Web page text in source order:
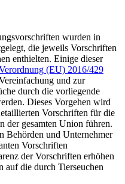
wurden in
die jeweils Vorschriften
enthielten. Einige dieser
(EU) 2016/429
und zur
durch die vorliegende
Dieses Vorgehen wird
Vorschriften für die
der gesamten Union führen.
Behörden und Unternehmer
Vorschriften
der Vorschriften erhöhen
auf die durch Tierseuchen